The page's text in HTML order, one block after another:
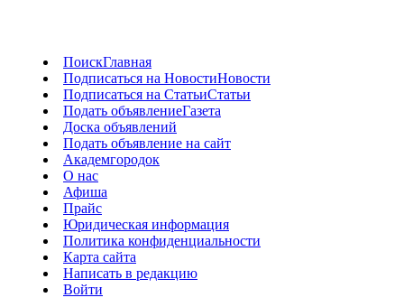
ПоискГлавная
Подписаться на НовостиНовости
Подписаться на СтатьиСтатьи
Подать объявлениеГазета
Доска объявлений
Подать объявление на сайт
Академгородок
О нас
Афиша
Прайс
Юридическая информация
Политика конфиденциальности
Карта сайта
Написать в редакцию
Войти